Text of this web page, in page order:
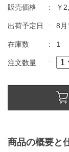
販売価格 : ￥
出荷予定日 : 8月
在庫数 : 1
注文数量 :
商品の概要と